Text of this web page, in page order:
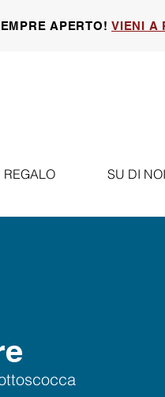
APERTO! VIENI A
REGALO SU DI NOI